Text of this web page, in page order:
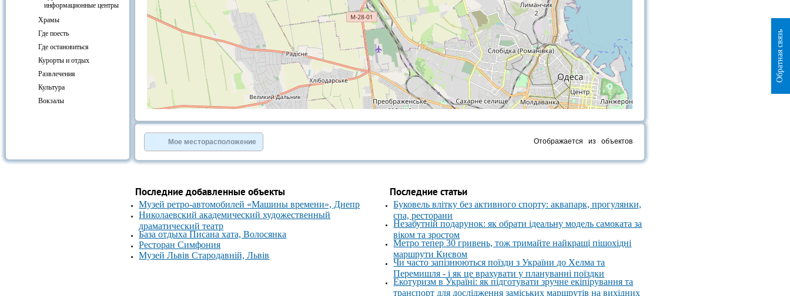
информационные центры
Храмы
Где поесть
Где остановиться
Курорты и отдых
Развлечения
Культура
Вокзалы
OpenStreetMap
»
Мое месторасположение Отображается из объектов
Последние добавленные объекты
Музей ретро-автомобилей «Машины времени», Днепр
Николаевский академический художественный
драматический театр
База отдыха Писана хата, Волосянка
Ресторан Симфония
Музей Львів Стародавній, Львів
Последние статьи
Буковель влітку без активного спорту: аквапарк, прогулянки,
спа, ресторани
Незабутній подарунок: як обрати ідеальну модель самоката за
віком та зростом
Метро тепер 30 гривень, тож тримайте найкращі пішохідні
маршрути Києвом
Чи часто запізнюються поїзди з України до Хелма та
Перемишля - і як це врахувати у плануванні поїздки
Екотуризм в Україні: як підготувати зручне екіпірування та
транспорт для дослідження заміських маршрутів на вихідних
Обратная связь